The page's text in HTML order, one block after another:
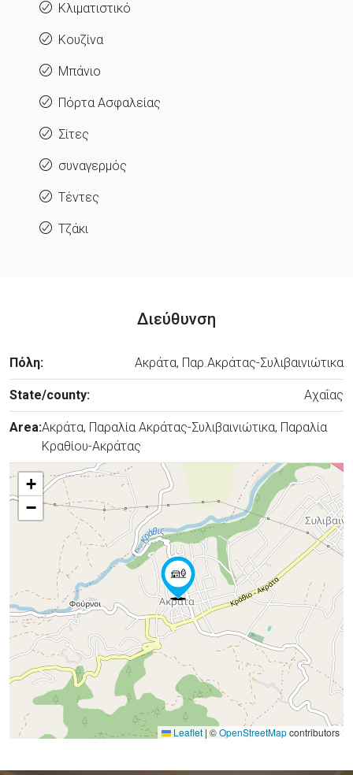
Κλιματιστικό
Κουζίνα
Μπάνιο
Πόρτα Ασφαλείας
Σίτες
συναγερμός
Τέντες
Τζάκι
Διεύθυνση
Πόλη: Ακράτα, Παρ.Ακράτας-Συλιβαινιώτικα
State/county: Αχαΐας
Area:Ακράτα, Παραλία Ακράτας-Συλιβαινιώτικα, Παραλία
Κραθίου-Ακράτας
+
−
Leaflet | ©OpenStreetMapcontributors